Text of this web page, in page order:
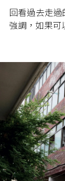
回看過去走
強調，如果可